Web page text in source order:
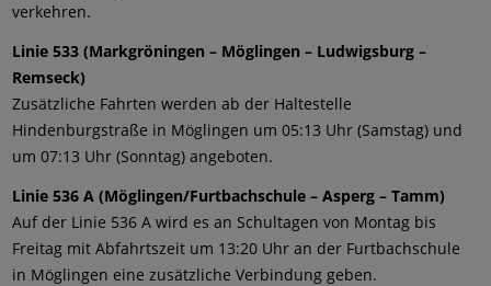
verkehren.
Linie 533 (Markgröningen – Möglingen – Ludwigsburg –
Remseck)
Zusätzliche Fahrten werden ab der Haltestelle
Hindenburgstraße in Möglingen um 05:13 Uhr (Samstag) und
um 07:13 Uhr (Sonntag) angeboten.
Linie 536 A (Möglingen/Furtbachschule – Asperg – Tamm)
Auf der Linie 536 A wird es an Schultagen von Montag bis
Freitag mit Abfahrtszeit um 13:20 Uhr an der Furtbachschule
in Möglingen eine zusätzliche Verbindung geben.